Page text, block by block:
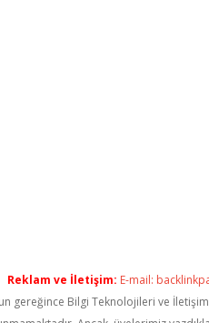
Reklam ve İletişim: E-mail:
gereğince Bilgi Teknolojileri ve